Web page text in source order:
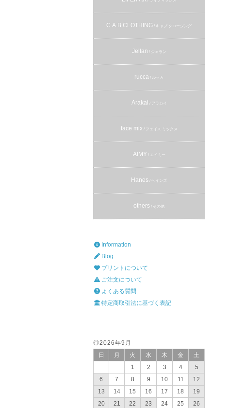
C.A.B.CLOTHING / キャブ クロージング
Jellan / ジェラン
rucca / ルッカ
Arakai / アラカイ
face mix/ フェイス ミックス
AIMY / エイミー
Hanes / ヘインズ
others / その他
Information
Blog
プリントについて
ご注文について
よくある質問
特定商取引法に基づく表記
◎2026年9月
日
月 火 水 木 金
土
1
2 3 4
5
6
7 8 9 10 11
12
13
14 15 16 17 18
19
20
21 22 23 24 25
26